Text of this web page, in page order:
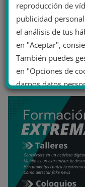
reproducción de
publicidad
el análisis de tus
en "Aceptar",
También puedes
en "Opciones de
darnos datos
último, puedes
No dar mi
Opciones de
Rechazar